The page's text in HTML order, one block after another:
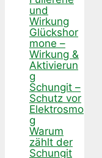
und
Wirkung
Glückshor
mone –
Wirkung &
Aktivierun
g
Schungit –
Schutz vor
Elektrosmo
g
Warum
zählt der
Schungit